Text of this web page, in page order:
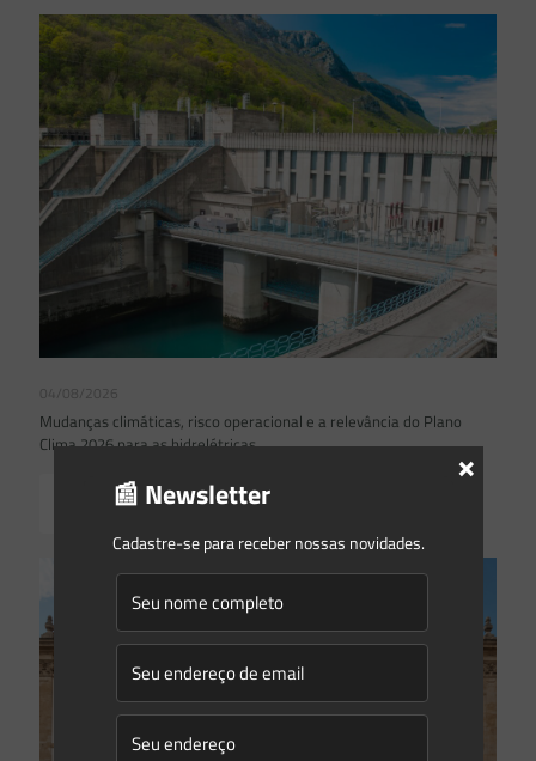
04/08/2026
Mudanças climáticas, risco operacional e a relevância do Plano
Clima 2026 para as hidrelétricas
Read more
📰 Newsletter
Cadastre-se para receber nossas novidades.
×